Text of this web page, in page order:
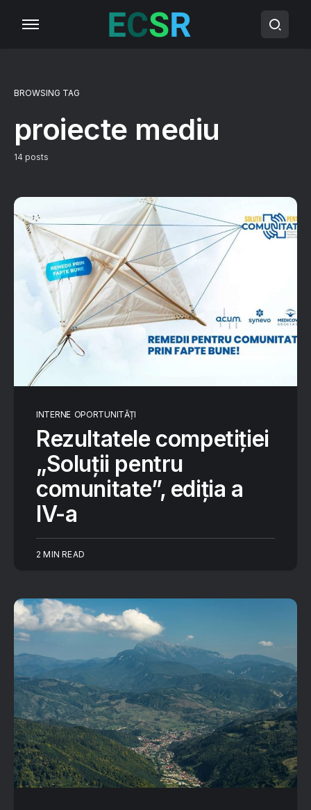
BROWSING TAG
proiecte mediu
14 posts
INTERNE OPORTUNITĂȚI
Rezultatele competiției
„Soluții pentru
comunitate”, ediția a
IV-a
2 MIN READ